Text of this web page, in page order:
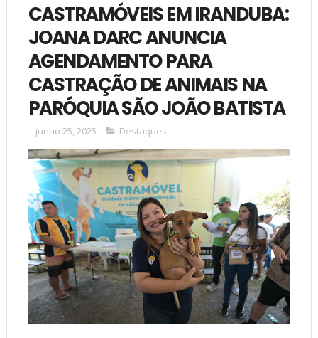
CASTRAMÓVEIS EM IRANDUBA:
JOANA DARC ANUNCIA
AGENDAMENTO PARA
CASTRAÇÃO DE ANIMAIS NA
PARÓQUIA SÃO JOÃO BATISTA
junho 25, 2025 Destaques